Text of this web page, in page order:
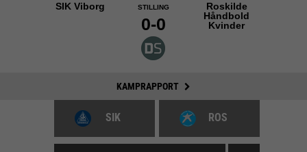
SIK Viborg
STILLING
0-0
Roskilde
Håndbold
Kvinder
KAMPRAPPORT
SIK ROS